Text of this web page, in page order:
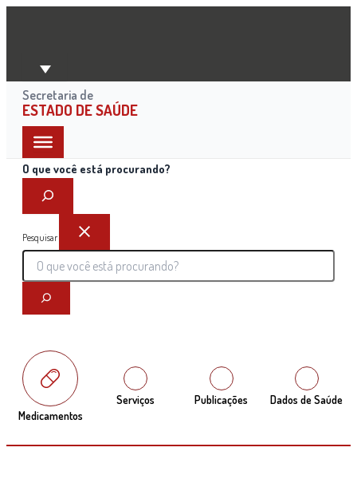
Ir
conteúdo
Secretaria de
ESTADO DE SAÚDE
O que você está procurando?
Pesquisar
Medicamentos
Serviços Publicações Dados de Saúde